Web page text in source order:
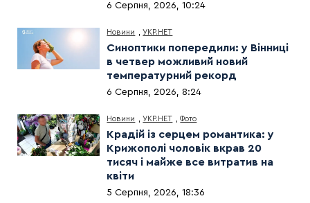
6 Серпня, 2026, 10:24
Новини ,УКР.НЕТ
Синоптики попередили: у Вінниці
в четвер можливий новий
температурний рекорд
6 Серпня, 2026, 8:24
Новини ,УКР.НЕТ ,Фото
Крадій із серцем романтика: у
Крижополі чоловік вкрав 20
тисяч і майже все витратив на
квіти
5 Серпня, 2026, 18:36